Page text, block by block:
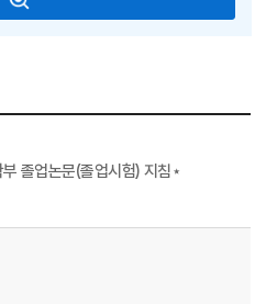
졸업논문(졸업시험) 지침⋆